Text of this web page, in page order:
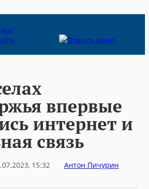
впервые
интернет и
связь
15:32 Антон Пичурин